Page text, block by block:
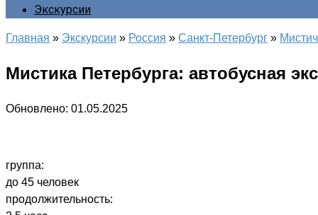
Экскурсии
Главная » Экскурсии » Россия » Санкт-Петербург »
Мистика Петербурга: автобусная
Обновлено: 01.05.2025
группа:
до 45 человек
продолжительность: